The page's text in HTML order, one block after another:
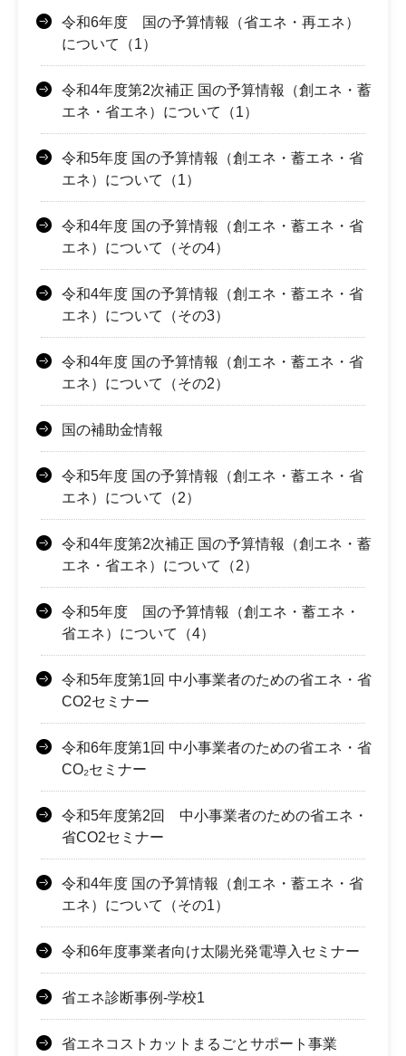
令和6年度 国の予算情報（省エネ・再エネ）
について（1）
令和4年度第2次補正 国の予算情報（創エネ・蓄
エネ・省エネ）について（1）
令和5年度 国の予算情報（創エネ・蓄エネ・省
エネ）について（1）
令和4年度 国の予算情報（創エネ・蓄エネ・省
エネ）について（その4）
令和4年度 国の予算情報（創エネ・蓄エネ・省
エネ）について（その3）
令和4年度 国の予算情報（創エネ・蓄エネ・省
エネ）について（その2）
国の補助金情報
令和5年度 国の予算情報（創エネ・蓄エネ・省
エネ）について（2）
令和4年度第2次補正 国の予算情報（創エネ・蓄
エネ・省エネ）について（2）
令和5年度 国の予算情報（創エネ・蓄エネ・
省エネ）について（4）
令和5年度第1回 中小事業者のための省エネ・省
CO2セミナー
令和6年度第1回 中小事業者のための省エネ・省
CO₂セミナー
令和5年度第2回 中小事業者のための省エネ・
省CO2セミナー
令和4年度 国の予算情報（創エネ・蓄エネ・省
エネ）について（その1）
令和6年度事業者向け太陽光発電導入セミナー
省エネ診断事例-学校1
省エネコストカットまるごとサポート事業